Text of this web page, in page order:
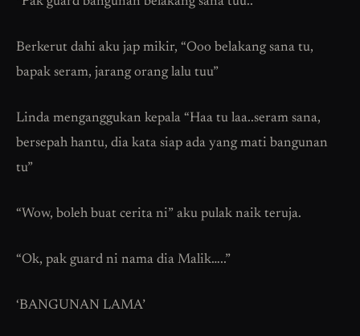
Berkerut dahi aku jap mikir, “Ooo belakang sana tu,
bapak seram, jarang orang lalu tuu”
Linda menganggukan kepala “Haa tu laa..seram sana,
bersepah hantu, dia kata siap ada yang mati bangunan
tu”
“Wow, boleh buat cerita ni” aku pulak naik teruja.
“Ok, pak guard ni nama dia Malik…..”
‘BANGUNAN LAMA’